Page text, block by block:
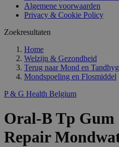
Algemene voorwaarden
Privacy & Cookie Policy
Zoekresultaten
Home
Welzijn & Gezondheid
Terug naar Mond en
Mondspoeling en Flosmiddel
P & G Health Belgium
Oral-B Tp
Repair